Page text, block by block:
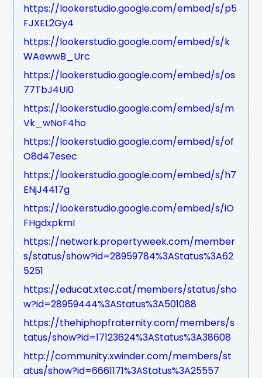
https://lookerstudio.google.com/embed/s/p5
FJXEL2Gy4
https://lookerstudio.google.com/embed/s/k
WAewwB_Urc
https://lookerstudio.google.com/embed/s/os
77TbJ4UI0
https://lookerstudio.google.com/embed/s/m
Vk_wNoF4ho
https://lookerstudio.google.com/embed/s/of
O8d47esec
https://lookerstudio.google.com/embed/s/h7
ENjJ4417g
https://lookerstudio.google.com/embed/s/iO
FHgdxpkmI
https://network.propertyweek.com/member
s/status/show?id=28959784%3AStatus%3A62
5251
https://educat.xtec.cat/members/status/sho
w?id=28959444%3AStatus%3A501088
https://thehiphopfraternity.com/members/s
tatus/show?id=17123624%3AStatus%3A38608
http://community.xwinder.com/members/st
atus/show?id=6661171%3AStatus%3A25557